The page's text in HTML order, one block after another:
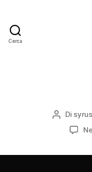
Cerca
Autore
articolo
Di syrus